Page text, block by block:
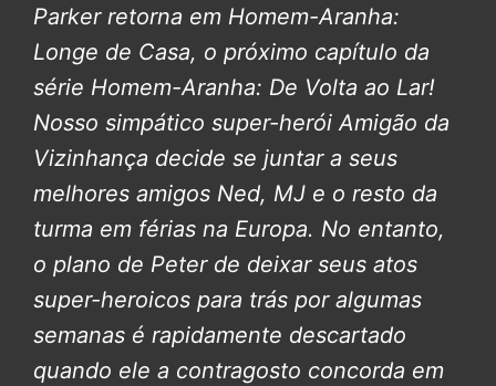
Parker retorna em Homem-Aranha:
Longe de Casa, o próximo capítulo da
série Homem-Aranha: De Volta ao Lar!
Nosso simpático super-herói Amigão da
Vizinhança decide se juntar a seus
melhores amigos Ned, MJ e o resto da
turma em férias na Europa. No entanto,
o plano de Peter de deixar seus atos
super-heroicos para trás por algumas
semanas é rapidamente descartado
quando ele a contragosto concorda em